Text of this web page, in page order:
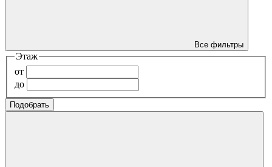
Все фильтры
Этаж
от
до
Подобрать